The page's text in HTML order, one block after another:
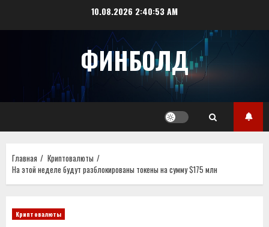
10.08.2026 2:40:53 AM
ФИНБОЛД
Главная
Криптовалюты
На этой неделе будут разблокированы токены на сумму $175 млн
Криптовалюты